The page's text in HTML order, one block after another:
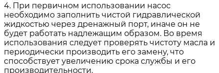
4. При первичном использовании насос
необходимо заполнить чистой гидравлической
жидкостью через дренажный порт, иначе он не
будет работать надлежащим образом. Во время
использования следует проверять чистоту масла и
периодически производить его замену, что
способствует увеличению срока службы и его
производительности.